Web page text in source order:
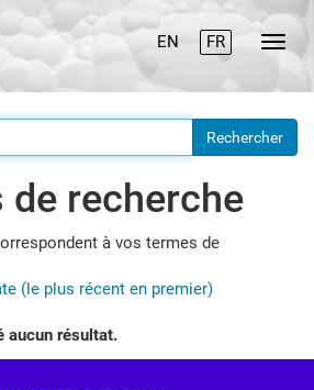
EN FR
de recherche
à vos termes de
(le plus récent en premier)
aucun résultat.